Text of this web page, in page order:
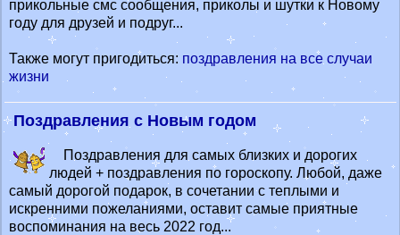
прикольные смс сообщения, приколы и шутки к Новому
году для друзей и подруг...
Также могут пригодиться: поздравления на все случаи
жизни
Поздравления с Новым годом
Поздравления для самых близких и дорогих
людей + поздравления по гороскопу. Любой, даже
самый дорогой подарок, в сочетании с теплыми и
искренними пожеланиями, оставит самые приятные
воспоминания на весь 2022 год...
Действенные диеты